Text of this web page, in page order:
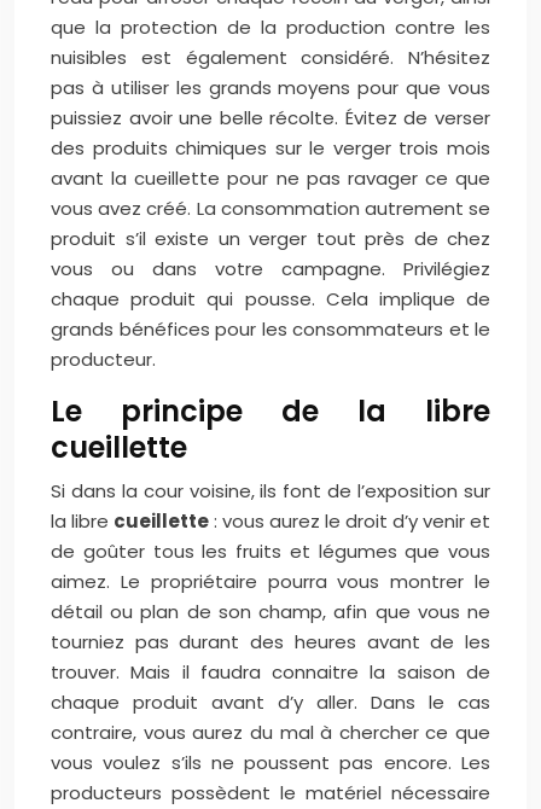
que la protection de la production contre les
nuisibles est également considéré. N’hésitez
pas à utiliser les grands moyens pour que vous
puissiez avoir une belle récolte. Évitez de verser
des produits chimiques sur le verger trois mois
avant la cueillette pour ne pas ravager ce que
vous avez créé. La consommation autrement se
produit s’il existe un verger tout près de chez
vous ou dans votre campagne. Privilégiez
chaque produit qui pousse. Cela implique de
grands bénéfices pour les consommateurs et le
producteur.
Le principe de la libre
cueillette
Si dans la cour voisine, ils font de l’exposition sur
la libre cueillette: vous aurez le droit d’y venir et
de goûter tous les fruits et légumes que vous
aimez. Le propriétaire pourra vous montrer le
détail ou plan de son champ, afin que vous ne
tourniez pas durant des heures avant de les
trouver. Mais il faudra connaitre la saison de
chaque produit avant d’y aller. Dans le cas
contraire, vous aurez du mal à chercher ce que
vous voulez s’ils ne poussent pas encore. Les
producteurs possèdent le matériel nécessaire